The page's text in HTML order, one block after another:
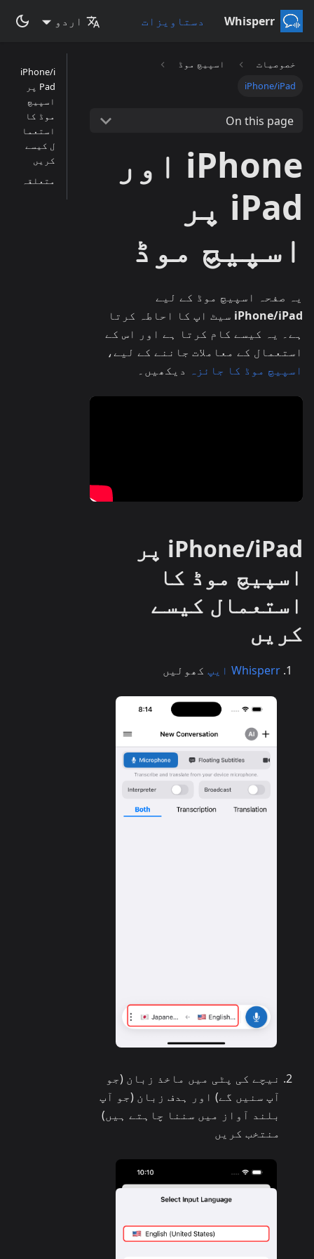
Whisperr دستاویزات اردو
خصوصیات
اسپیچ موڈ
iPhone/iPad
On this page
iPhone اور
iPad پر
اسپیچ موڈ
یہ صفحہ اسپیچ موڈ کے لیے
iPhone/iPad سیٹ اپ کا احاطہ کرتا
ہے۔ یہ کیسے کام کرتا ہے اور اس کے
استعمال کے معاملات جاننے کے لیے،
اسپیچ موڈ کا جائزہ دیکھیں۔
iPhone/iPad پر
اسپیچ موڈ کا
استعمال کیسے
کریں
Whisperr ایپ کھولیں
نیچے کی پٹی میں ماخذ زبان (جو
آپ سنیں گے) اور ہدف زبان (جو آپ
بلند آواز میں سننا چاہتے ہیں)
منتخب کریں
iPhone/i
Pad پر
اسپیچ
موڈ کا
استعما
ل کیسے
کریں
متعلقہ